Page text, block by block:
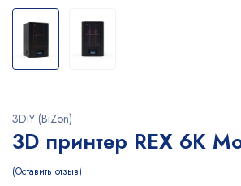
3DiY (BiZon)
3D принтер REX 6K
Оставить отзыв